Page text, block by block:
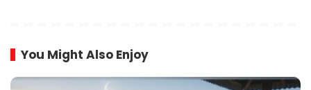
You Might Also Enjoy